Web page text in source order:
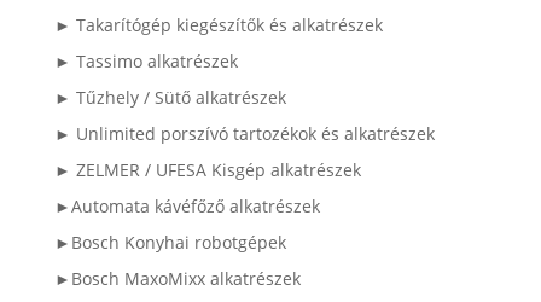
► Takarítógép kiegészítők és alkatrészek
► Tassimo alkatrészek
► Tűzhely / Sütő alkatrészek
► Unlimited porszívó tartozékok és alkatrészek
► ZELMER / UFESA Kisgép alkatrészek
►Automata kávéfőző alkatrészek
►Bosch Konyhai robotgépek
►Bosch MaxoMixx alkatrészek